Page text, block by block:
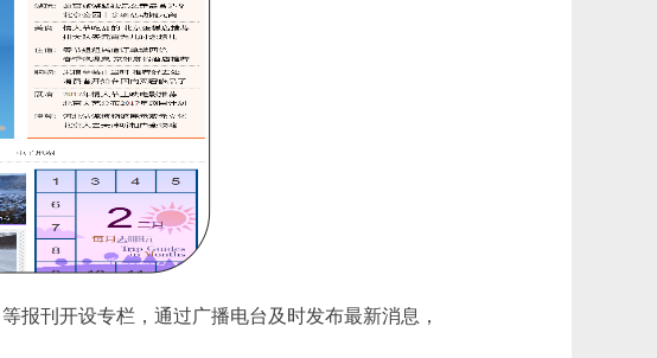
刊开设专栏，通过广播电台及时发布最新消息，